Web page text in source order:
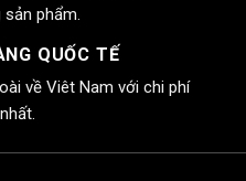
phẩm.
QUỐC TẾ
về Viêt Nam với chi phí